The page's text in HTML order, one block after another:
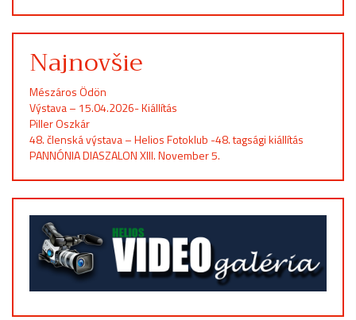
Najnovšie
Mészáros Ödön
Výstava – 15.04.2026- Kiállítás
Piller Oszkár
48. členská výstava – Helios Fotoklub -48. tagsági kiállítás
PANNÓNIA DIASZALON XIII. November 5.